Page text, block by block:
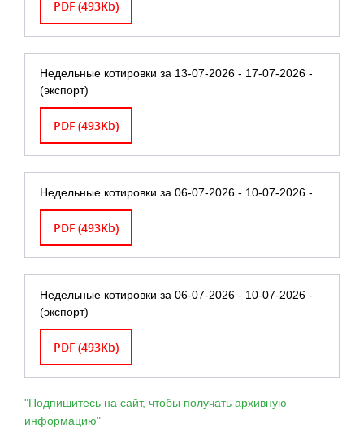
PDF (493Kb)
Недельные котировки за 13-07-2026 - 17-07-2026 -
(экспорт)
PDF (493Kb)
Недельные котировки за 06-07-2026 - 10-07-2026 -
PDF (493Kb)
Недельные котировки за 06-07-2026 - 10-07-2026 -
(экспорт)
PDF (493Kb)
"Подпишитесь на сайт, чтобы получать архивную
информацию"